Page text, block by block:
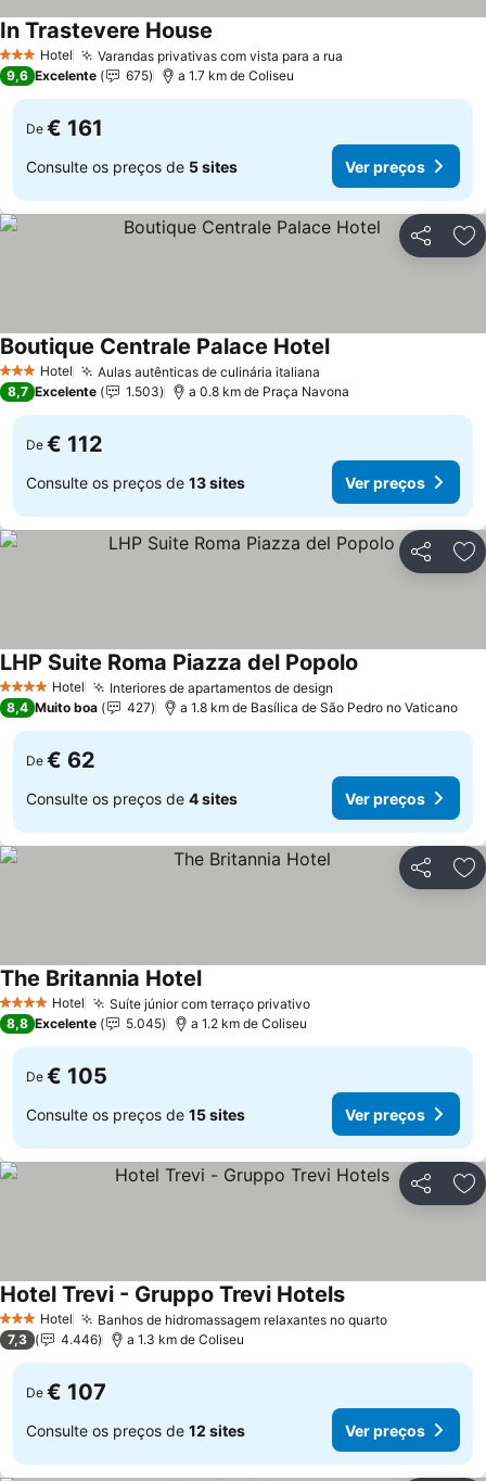
3 EstrelasHotel Varandas privativas com vista para a rua
In Trastevere House
9,6 Excelente 675 a 1.7 km de Coliseu
De € 161
Consulte os preços de 5 sites Ver preços
Partilhar
3 EstrelasHotel Aulas autênticas de culinária italiana
Boutique Centrale Palace Hotel
8,7 Excelente 1.503 a 0.8 km de Praça Navona
De € 112
Consulte os preços de 13 sites Ver preços
Partilhar
4 EstrelasHotel Interiores de apartamentos de design
LHP Suite Roma Piazza del Popolo
8,4 Muito boa 427 a 1.8 km de Basílica de São Pedro no Vaticano
De € 62
Consulte os preços de 4 sites Ver preços
Partilhar
4 EstrelasHotel Suíte júnior com terraço privativo
The Britannia Hotel
8,8 Excelente 5.045 a 1.2 km de Coliseu
De € 105
Consulte os preços de 15 sites Ver preços
Partilhar
3 EstrelasHotel Banhos de hidromassagem relaxantes no quarto
Hotel Trevi - Gruppo Trevi Hotels
7,3 4.446 a 1.3 km de Coliseu
De € 107
Consulte os preços de 12 sites Ver preços